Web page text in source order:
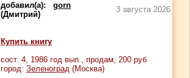
добавил(а): gorn
(Дмитрий)
3 августа 2026
Купить книгу
сост. 4, 1986 год вып., продам, 200 руб
город: Зеленоград (Москва)